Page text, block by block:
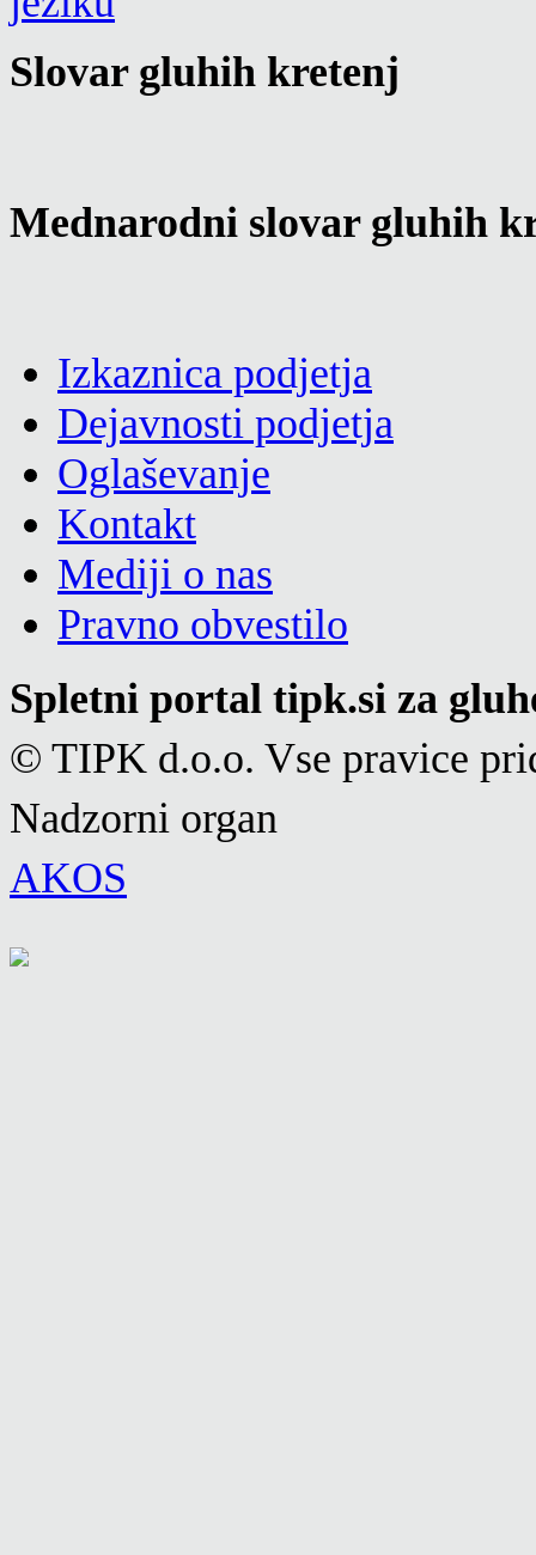
Slovar gluhih kretenj
Mednarodni slovar gluhih
Izkaznica podjetja
Dejavnosti podjetja
Oglaševanje
Kontakt
Mediji o nas
Pravno obvestilo
Spletni portal tipk.si za
© TIPK d.o.o. Vse pravice
Nadzorni organ
AKOS